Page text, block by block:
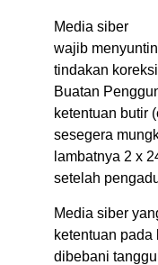
Media siber
wajib
tindakan
Buatan
ketentuan butir
sesegera
lambatnya 2 x
setelah
Media siber
ketentuan pada
dibebani